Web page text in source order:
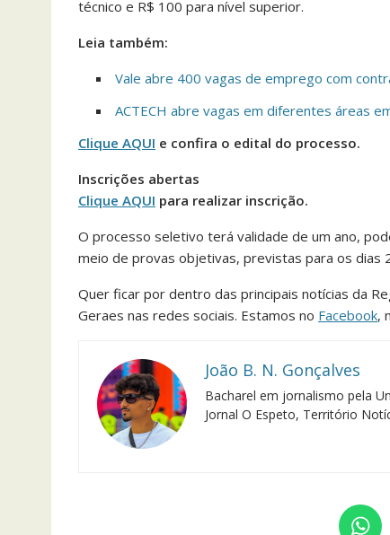
técnico e R$ 100 para nível superior.
Leia também:
Vale abre 400 vagas de emprego com
ACTECH abre vagas em diferentes áreas
Clique AQUI e confira o edital do processo.
Inscrições abertas
Clique AQUI para realizar inscrição.
O processo seletivo terá validade de um ano,
meio de provas objetivas, previstas para os dias
Quer ficar por dentro das principais notícias da
Geraes nas redes sociais. Estamos no Facebook,
João B. N. Gonçalves
Bacharel em jornalismo pela
Jornal O Espeto, Território